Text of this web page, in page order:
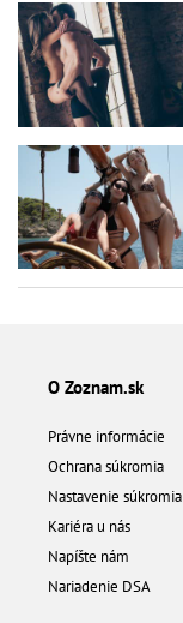
O Zoznam.sk
Právne informácie
Ochrana súkromia
Nastavenie súkromia
Kariéra u nás
Napíšte nám
Nariadenie DSA